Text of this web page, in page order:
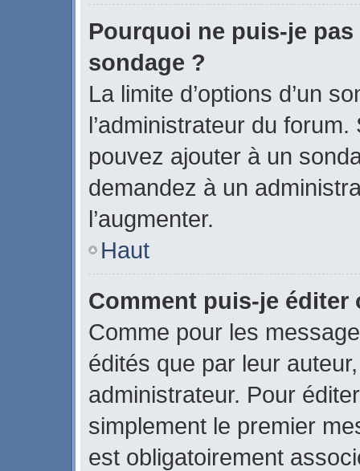
Pourquoi ne puis-je
sondage ?
La limite d’options d’un
l’administrateur du
pouvez ajouter à un
demandez à un
l’augmenter.
Haut
Comment puis-je
Comme pour les
édités que par leur
administrateur. Pour
simplement le premier
est obligatoirement